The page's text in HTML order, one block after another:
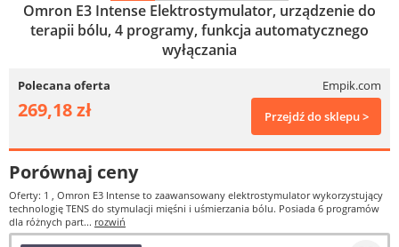
Omron E3 Intense Elektrostymulator, urządzenie do
terapii bólu, 4 programy, funkcja automatycznego
wyłączania
Polecana oferta Empik.com
269,18 zł Przejdź do sklepu >
Porównaj ceny
Oferty: 1 , Omron E3 Intense to zaawansowany elektrostymulator wykorzystujący
technologię TENS do stymulacji mięśni i uśmierzania bólu. Posiada 6 programów
dla różnych part... rozwiń